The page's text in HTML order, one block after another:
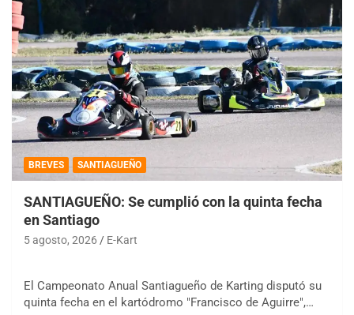
BREVES SANTIAGUEÑO
SANTIAGUEÑO: Se cumplió con la quinta fecha
en Santiago
5 agosto, 2026 E-Kart
El Campeonato Anual Santiagueño de Karting disputó su
quinta fecha en el kartódromo "Francisco de Aguirre",…